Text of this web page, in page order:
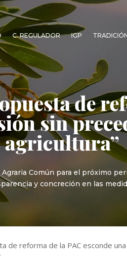
C. REGULADOR IGP
de
sin
agricultura”
Común para el próximo
y concreción en las
de reforma de la PAC esconde